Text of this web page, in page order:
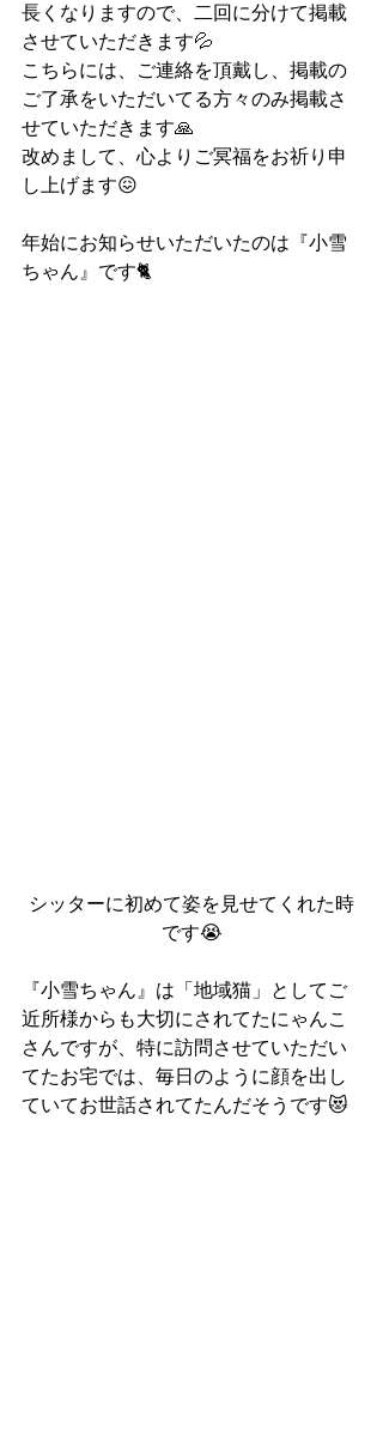
長くなりますので、二回に分けて掲載
させていただきます💦
こちらには、ご連絡を頂戴し、掲載の
ご了承をいただいてる方々のみ掲載さ
せていただきます🙏
改めまして、心よりご冥福をお祈り申
し上げます😖
年始にお知らせいただいたのは『小雪
ちゃん』です🐈
シッターに初めて姿を見せてくれた時
です😭
『小雪ちゃん』は「地域猫」としてご
近所様からも大切にされてたにゃんこ
さんですが、特に訪問させていただい
てたお宅では、毎日のように顔を出し
ていてお世話されてたんだそうです😻